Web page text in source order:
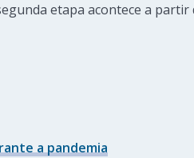
etapa acontece a partir
a pandemia